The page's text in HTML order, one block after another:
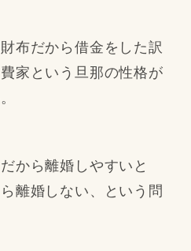
布だから借金をした訳
家という旦那の性格が
から離婚しやすいと
離婚しない、という問